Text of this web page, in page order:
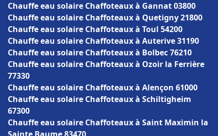
Chauffe eau solaire Chaffoteaux à Gannat 03800
Chauffe eau solaire Chaffoteaux à Quetigny 21800
Chauffe eau solaire Chaffoteaux à Toul 54200
Chauffe eau solaire Chaffoteaux à Auterive 31190
Chauffe eau solaire Chaffoteaux à Bolbec 76210
Chauffe eau solaire Chaffoteaux à Ozoir la Ferrière
77330
Chauffe eau solaire Chaffoteaux à Alençon 61000
Chauffe eau solaire Chaffoteaux à Schiltigheim
67300
Chauffe eau solaire Chaffoteaux à Saint Maximin la